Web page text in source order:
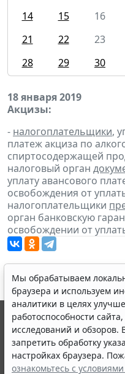
14
15 16
21
22 23
28
29 30
18 января 2019
Акцизы:
- налогоплательщики,
платеж акциза по
спиртосодержащей
налоговый орган
уплату авансового
освобождения от
налогоплательщики
орган банковскую
освобождении от
Мы обрабатываем
браузера и используем
аналитики в целях
работоспособности
исследований и обзоров.
запретить обработку
настройках браузера.
ознакомьтесь с
© ООО "НПП "ГАРАНТ-
выпускается с 1990 года.
являются участниками
информации ГАРАНТ.